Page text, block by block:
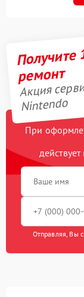
ремонт
Акция
Nintendo
При
Отправляя, Вы